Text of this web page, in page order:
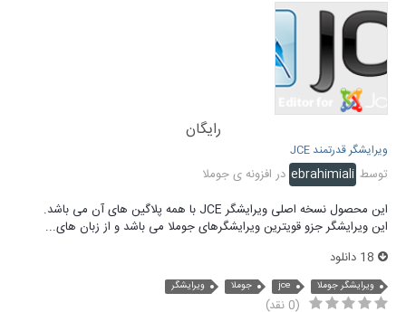
رایگان
ویرایشگر قدرتمند JCE
توسط ebrahimiali در افزونه ی جوملا
این محصول نسخه اصلی ویرایشگر JCE با همه پلاگین های آن می باشد.
این ویرایشگر جزو قویترین ویرایشگرهای جوملا می باشد و از زبان های...
ویرایشگر جوملا jce جوملا ویرایشگر
(0 نقد)